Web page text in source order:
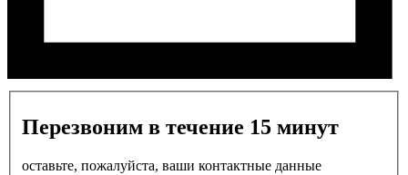
Перезвоним в течение 15 минут
оставьте, пожалуйста, ваши контактные данные